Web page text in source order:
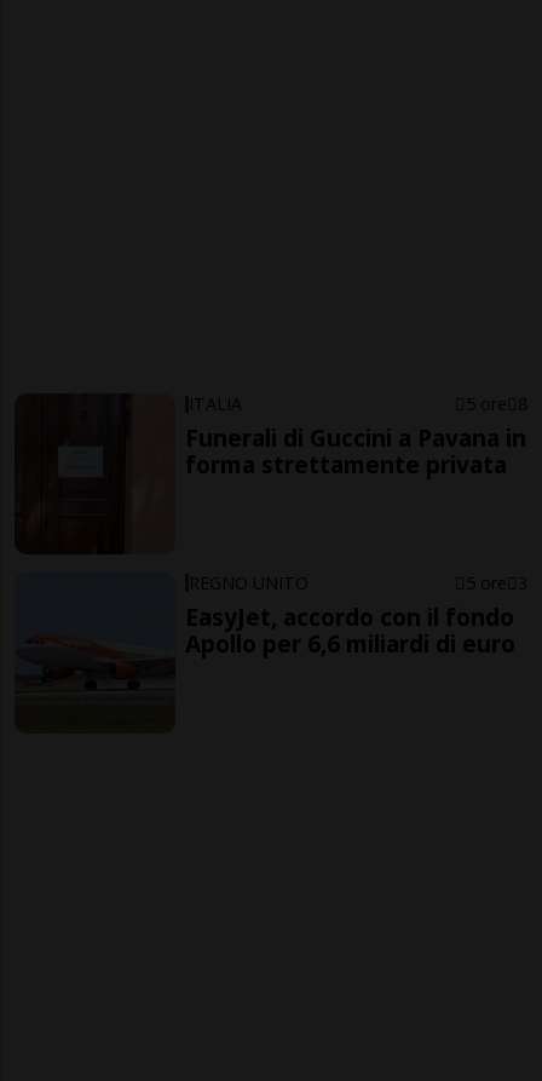
ITALIA 5 ore 8
Funerali di Guccini a Pavana in
forma strettamente privata
REGNO UNITO 5 ore 3
EasyJet, accordo con il fondo
Apollo per 6,6 miliardi di euro